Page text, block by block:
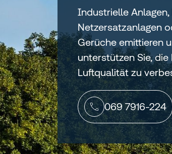
Industrielle
Netzersatzanlagen
Gerüche emittieren
unterstützen Sie,
Luftqualität zu
069 7916-224